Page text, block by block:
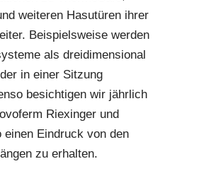
weiteren Hasutüren ihrer
Beispielsweise werden
als dreidimensional
in einer Sitzung
besichtigen wir jährlich
Riexinger und
einen Eindruck von den
zu erhalten.